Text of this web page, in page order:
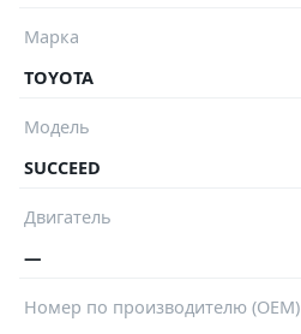
Марка
TOYOTA
Модель
SUCCEED
Двигатель
—
Номер по производителю (OEM)